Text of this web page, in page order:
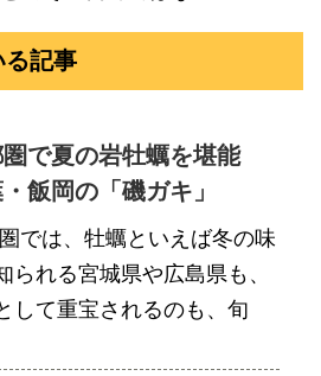
る記事
で夏の岩牡蠣を堪能
飯岡の「磯ガキ」
では、牡蠣といえば冬の味
られる宮城県や広島県も、
して重宝されるのも、旬